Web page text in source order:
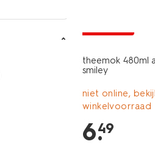
theemok 480ml
smiley
niet online,
winkelvoorraad
6.
49